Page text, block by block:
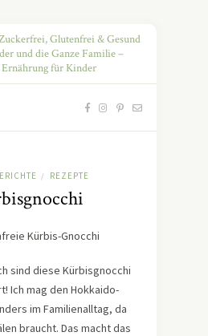
/ REZEPTE
sind diese Kürbisgnocchi
Ich mag den Hokkaido-
im Familienalltag, da
braucht. Das macht das